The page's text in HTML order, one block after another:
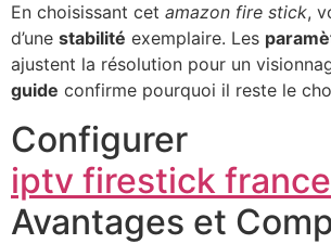
En choisissant cet amazon fire stick,
d’une stabilité exemplaire. Les
ajustent la résolution pour un
guide confirme pourquoi il reste le
Configurer
iptv firestick france
Avantages et